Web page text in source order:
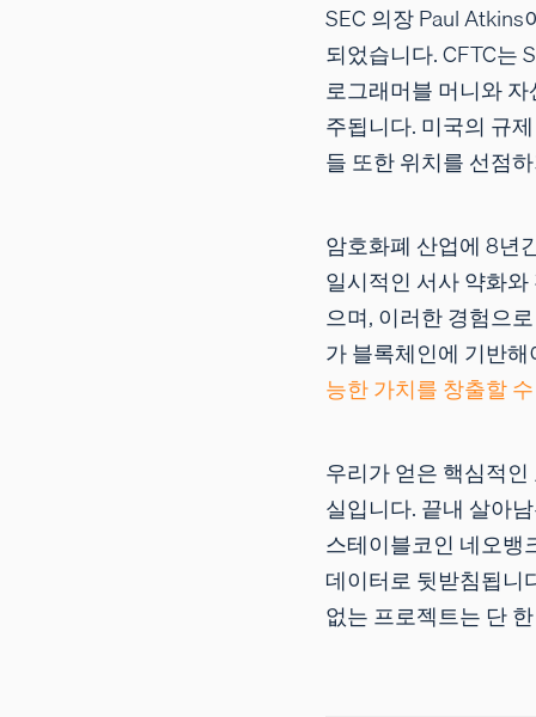
SEC 의장 Paul
되었습니다. CFTC는
로그래머블 머니와
주됩니다. 미국의 규
들 또한 위치를 선점
암호화폐 산업에 8년
일시적인 서사 약화
으며, 이러한 경험으
가 블록체인에 기반
능한 가치를 창출할
우리가 얻은 핵심적
실입니다. 끝내 살아
스테이블코인 네오뱅
데이터로 뒷받침됩니
없는 프로젝트는 단